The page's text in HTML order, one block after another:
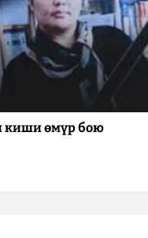
киши өмүр бою